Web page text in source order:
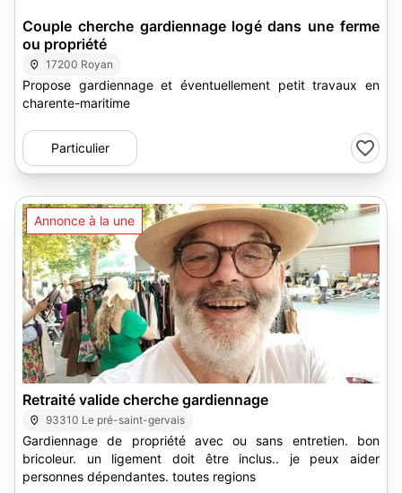
Couple cherche gardiennage logé dans une ferme
ou propriété
17200 Royan
Propose gardiennage et éventuellement petit travaux en
charente-maritime
Particulier
Annonce à la une
Retraité valide cherche gardiennage
93310 Le pré-saint-gervais
Gardiennage de propriété avec ou sans entretien. bon
bricoleur. un ligement doit être inclus.. je peux aider
personnes dépendantes. toutes regions